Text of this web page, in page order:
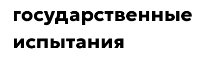
государственные
испытания